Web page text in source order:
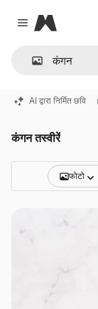
Close menu
Magnific
AI द्वारा निर्मित छवि
कंगन तस्वीरें
फोटो